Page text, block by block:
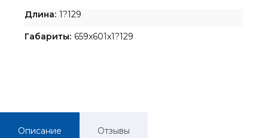
Длина: 1?129
Габариты: 659x601x1?129
Описание Отзывы